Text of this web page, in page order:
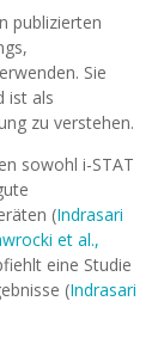
publizierten
Sie
ist als
zu verstehen.
sowohl i-STAT
(Indrasari
et al.,
eine Studie
(Indrasari